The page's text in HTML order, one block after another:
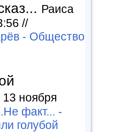
Раиса
//
- Общество
13 ноября
факт... -
голубой